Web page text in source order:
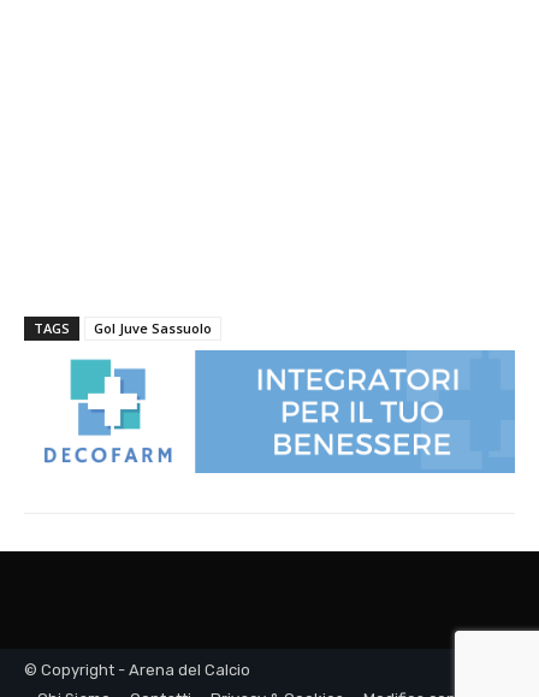
© Copyright - Arena del Calcio